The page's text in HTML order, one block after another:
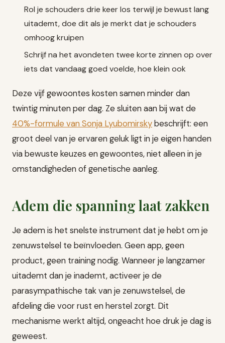
Rol je schouders drie keer los terwijl je bewust lang
uitademt, doe dit als je merkt dat je schouders
omhoog kruipen
Schrijf na het avondeten twee korte zinnen op over
iets dat vandaag goed voelde, hoe klein ook
Deze vijf gewoontes kosten samen minder dan
twintig minuten per dag. Ze sluiten aan bij wat de
40%-formule van Sonja Lyubomirskybeschrijft: een
groot deel van je ervaren geluk ligt in je eigen handen
via bewuste keuzes en gewoontes, niet alleen in je
omstandigheden of genetische aanleg.
Adem die spanning laat zakken
Je adem is het snelste instrument dat je hebt om je
zenuwstelsel te beïnvloeden. Geen app, geen
product, geen training nodig. Wanneer je langzamer
uitademt dan je inademt, activeer je de
parasympathische tak van je zenuwstelsel, de
afdeling die voor rust en herstel zorgt. Dit
mechanisme werkt altijd, ongeacht hoe druk je dag is
geweest.